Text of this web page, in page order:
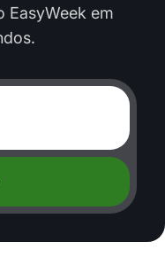
EasyWeek em